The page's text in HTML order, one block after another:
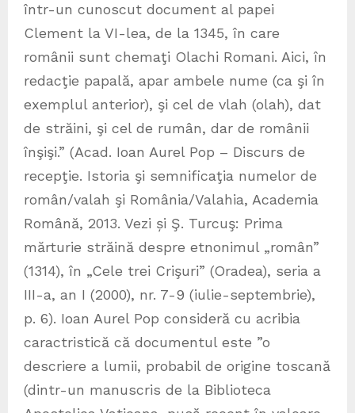
într-un cunoscut document al papei
Clement la VI-lea, de la 1345, în care
românii sunt chemaţi Olachi Romani. Aici, în
redacţie papală, apar ambele nume (ca şi în
exemplul anterior), şi cel de vlah (olah), dat
de străini, şi cel de rumân, dar de românii
înşişi.” (Acad. Ioan Aurel Pop – Discurs de
recepţie. Istoria şi semnificaţia numelor de
român/valah şi România/Valahia, Academia
Română, 2013. Vezi și Ş. Turcuş: Prima
mărturie străină despre etnonimul „român”
(1314), în „Cele trei Crişuri” (Oradea), seria a
III-a, an I (2000), nr. 7-9 (iulie-septembrie),
p. 6). Ioan Aurel Pop consideră cu acribia
caractristică că documentul este ”o
descriere a lumii, probabil de origine toscană
(dintr-un manuscris de la Biblioteca